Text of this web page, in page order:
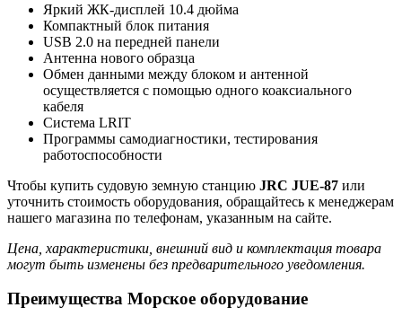
Яркий ЖК-дисплей 10.4 дюйма
Компактный блок питания
USB 2.0 на передней панели
Антенна нового образца
Обмен данными между блоком и антенной
осуществляется с помощью одного коаксиального
кабеля
Система LRIT
Программы самодиагностики, тестирования
работоспособности
Чтобы купить судовую земную станцию JRC JUE-87 или
уточнить стоимость оборудования, обращайтесь к менеджерам
нашего магазина по телефонам, указанным на сайте.
Цена, характеристики, внешний вид и комплектация товара
могут быть изменены без предварительного уведомления.
Преимущества Морское оборудование